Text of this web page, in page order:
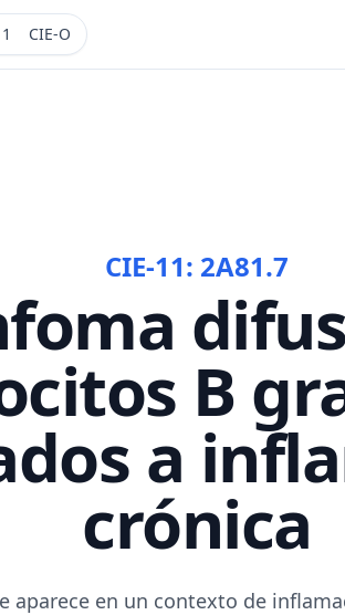
CIE-O
CIE-11: 2A81.7
B
a
crónica
aparece en un contexto de